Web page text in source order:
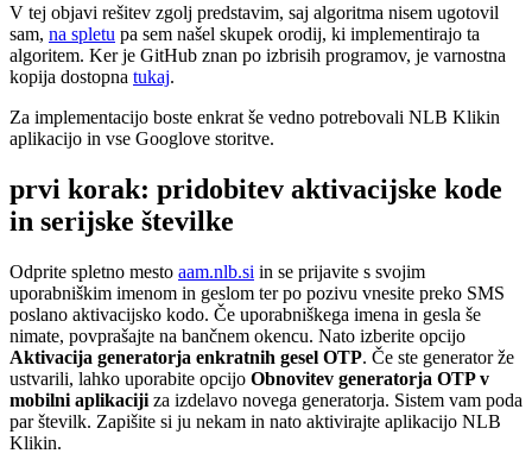
V tej objavi rešitev zgolj predstavim, saj algoritma nisem ugotovil
sam, na spletu pa sem našel skupek orodij, ki implementirajo ta
algoritem. Ker je GitHub znan po izbrisih programov, je varnostna
kopija dostopna tukaj.
Za implementacijo boste enkrat še vedno potrebovali NLB Klikin
aplikacijo in vse Googlove storitve.
prvi korak: pridobitev aktivacijske kode
in serijske številke
Odprite spletno mesto aam.nlb.si in se prijavite s svojim
uporabniškim imenom in geslom ter po pozivu vnesite preko SMS
poslano aktivacijsko kodo. Če uporabniškega imena in gesla še
nimate, povprašajte na bančnem okencu. Nato izberite opcijo
Aktivacija generatorja enkratnih gesel OTP. Če ste generator že
ustvarili, lahko uporabite opcijo Obnovitev generatorja OTP v
mobilni aplikaciji za izdelavo novega generatorja. Sistem vam poda
par številk. Zapišite si ju nekam in nato aktivirajte aplikacijo NLB
Klikin.